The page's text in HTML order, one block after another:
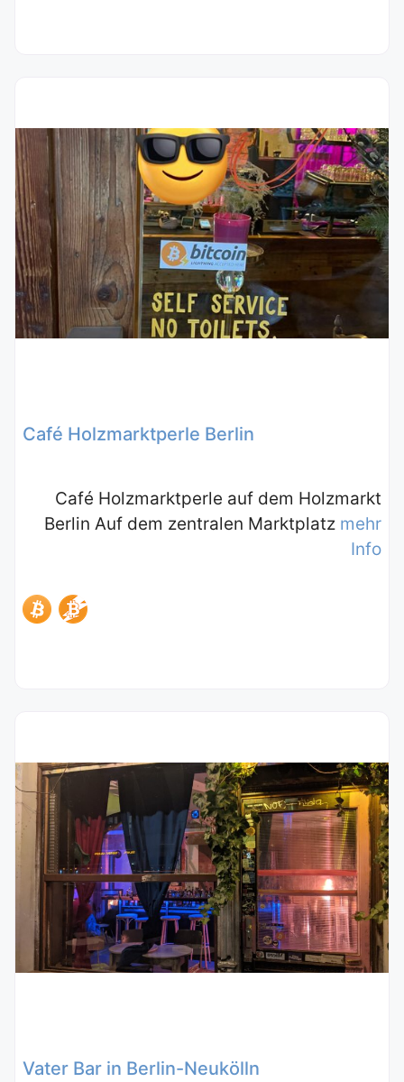
Café Holzmarktperle Berlin
Café Holzmarktperle auf dem Holzmarkt
Berlin Auf dem zentralen Marktplatz mehr
Info
Vater Bar in Berlin-Neukölln